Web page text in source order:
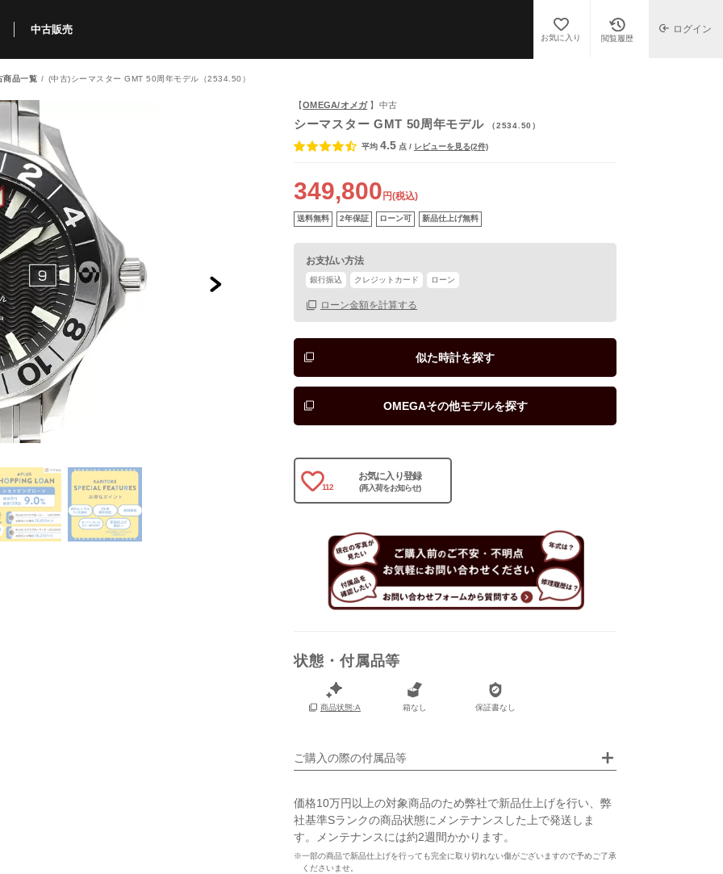
限定商品 購入可能商品
できるポイント カリトケとは？
用方法 Q&A
中古販売
中古販売商品 ブランド一覧 中古販売について
お気に入り 閲覧履歴
ログイン
商品一覧 (中古)シーマスター GMT 50周年モデル（2534.50）
【OMEGA/オメガ】中古
シーマスター GMT 50周年モデル （2534.50）
平均 4.5 点 / レビューを見る(2件)
349,800 円(税込)
送料無料 2年保証 ローン可 新品仕上げ無料
お支払い方法
銀行振込 クレジットカード ローン
ローン金額を計算する
似た時計を探す
OMEGAその他モデルを探す
112
お気に入り登録
(再入荷をお知らせ)
状態・付属品等
商品状態:A 箱なし 保証書なし
ご購入の際の付属品等
価格10万円以上の対象商品のため弊社で新品仕上げを行い、弊
社基準Sランクの商品状態にメンテナンスした上で発送しま
す。メンテナンスには約2週間かかります。
※一部の商品で新品仕上げを行っても完全に取り切れない傷がございますので予めご了承
くださいませ。